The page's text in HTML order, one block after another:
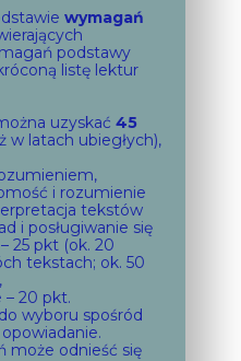
wymagań
podstawy
listę lektur
uzyskać45
w latach ubiegłych),
i rozumienie
tekstów
i posługiwanie się
25 pkt (ok. 20
tekstach; ok. 50
– 20 pkt.
do wyboru spośród
może odnieść się